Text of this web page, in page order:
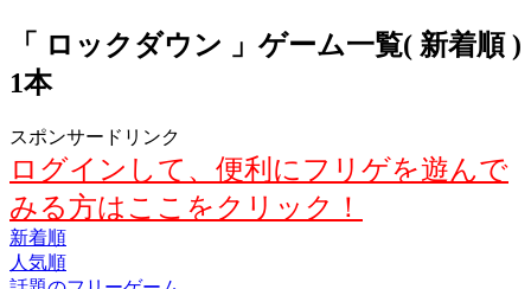
「 ロックダウン 」ゲーム一覧( 新着順 )
1本
スポンサードリンク
ログインして、便利にフリゲを遊んで
みる方はここをクリック！
新着順
人気順